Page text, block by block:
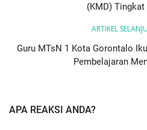
(KMD) Tingkat
ARTIKEL
Guru MTsN 1 Kota Gorontalo
Pembelajaran
APA REAKSI ANDA?